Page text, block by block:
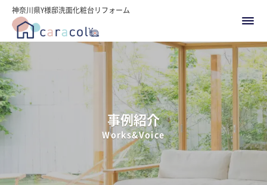
神奈川県Y様邸洗面化粧台リフォーム
事例紹介
Works&Voice